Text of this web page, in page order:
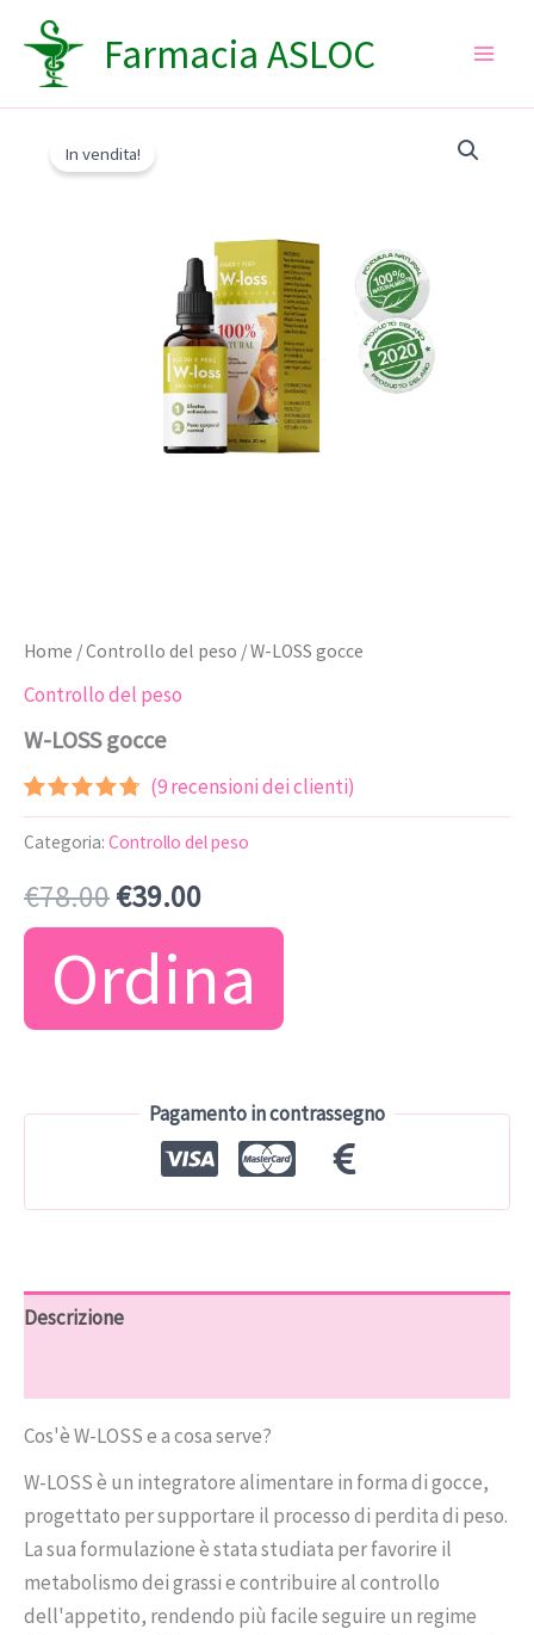
contenuto
Farmacia ASLOC
In vendita!
Home /Controllo del peso / W-LOSS gocce
Controllo del peso
W-LOSS gocce
Valutato
4.63su 5
su base
8
recensioni
(9recensioni dei clienti)
Categoria: Controllo del peso
€78.00Il
prezzo
originale
€78.00.
€39.00Il
prezzo
attuale
€39.00.
Ordina
Pagamento in contrassegno
Descrizione
Cos'è W-LOSS e a cosa serve?
W-LOSS è un integratore alimentare in forma di gocce,
progettato per supportare il processo di perdita di peso.
La sua formulazione è stata studiata per favorire il
metabolismo dei grassi e contribuire al controllo
dell'appetito, rendendo più facile seguire un regime